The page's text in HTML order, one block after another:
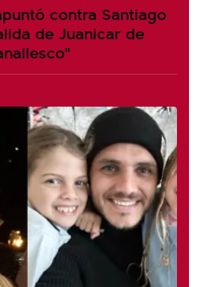
contra Santiago
de Juanicar de